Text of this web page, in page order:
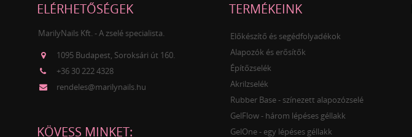
ELÉRHETŐSÉGEK
MarilyNails Kft. - A zselé specialista.
1095 Budapest, Soroksári út 160.
+36 30 222 4328
rendeles@marilynails.hu
KÖVESS MINKET:
TERMÉKEINK
Előkészítő és segédfolyadékok
Alapozók és erősítők
Építőzselék
Akrilzselék
Rubber Base - színezett alapozózselé
GelFlow - három lépéses géllakk
GelOne - egy lépéses géllakk